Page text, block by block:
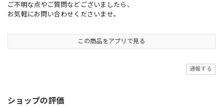
ご不明な点やご質問などございましたら、
お気軽にお問い合わせくださいませ。
この商品をアプリで見る
通報する
ショップの評価